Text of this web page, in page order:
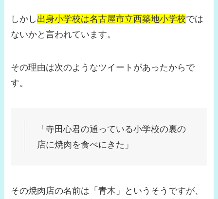
しかし 出身小学校は名古屋市立西築地小学校では
ないかと言われています。
その理由は次のようなツイートがあったからで
す。
「寺田心君の通っている小学校の裏の
店に焼肉を食べにきた」
その焼肉店の名前は「青木」というそうですが、